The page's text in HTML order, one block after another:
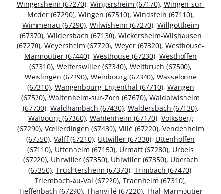
Wingersheim (67270), Wingersheim (67170), Wingen-sur-
Moder (67290), Wingen (67510), Windstein (67110),
Wimmenau (67290), Wilwisheim (67270), Willgottheim
(67370), Wildersbach (67130), Wickersheim-Wilshausen
(67270), Weyersheim (67720), Weyer (67320), Westhouse-
Marmoutier (67440), Westhouse (67230), Westhoffen
(67310), Weiterswiller (67340), Weitbruch (67500),
Weislingen (67290), Weinbourg (67340), Wasselonne
(67310), Wangenbourg-Engenthal (67710), Wangen
(67520), Waltenheim-sur-Zorn (67670), Waldolwisheim
(67700), Waldhambach (67430), Waldersbach (67130),
Walbourg (67360), Wahlenheim (67170), Volksberg
(67290), Vœllerdingen (67430), Villé (67220), Vendenheim
(67550), Valff (67210), Uttwiller (67330), Uttenhoffen
(67110), Uttenheim (67150), Urmatt (67280), Urbeis
(67220), Uhrwiller (67350), Uhlwiller (67350), Uberach
(67350), Truchtersheim (67370), Trimbach (67470),
Triembach-au-Val (67220), Traenheim (67310),
Tieffenbach (67290), Thanvillé (67220), Thal-Marmoutier